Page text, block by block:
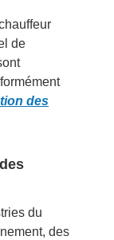
de
des
du
des